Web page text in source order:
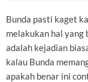
Bunda pasti kaget
melakukan hal yang
adalah kejadian
kalau Bunda
apakah benar ini